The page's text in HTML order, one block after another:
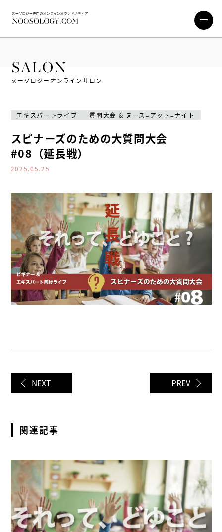
SALON
ヌーソロジーオンラインサロン
エキスパートライブ 質問大会 & ヌース=アット=ナイト
スピナーズのための大質問大会
#08（延長戦）
2025.05.25
NEXT PREV
関連記事